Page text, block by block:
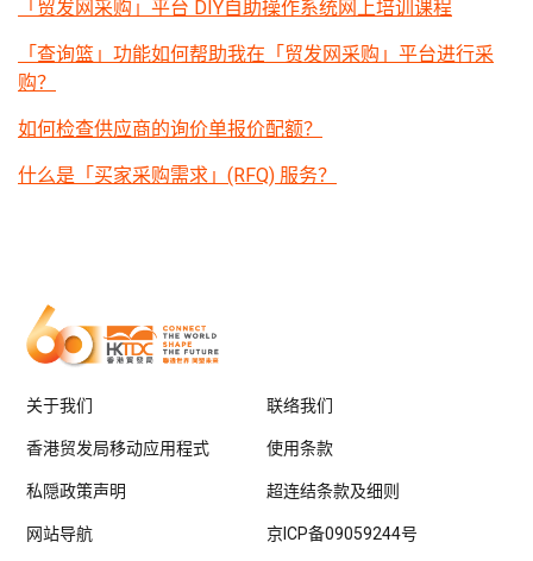
「贸发网采购」平台 DIY自助操作系统网上培训课程
「查询篮」功能如何帮助我在「贸发网采购」平台进行采
购？
如何检查供应商的询价单报价配额？
什么是「买家采购需求」(RFQ) 服务？
关于我们 联络我们
香港贸发局移动应用程式 使用条款
私隠政策声明 超连结条款及细则
网站导航 京ICP备09059244号